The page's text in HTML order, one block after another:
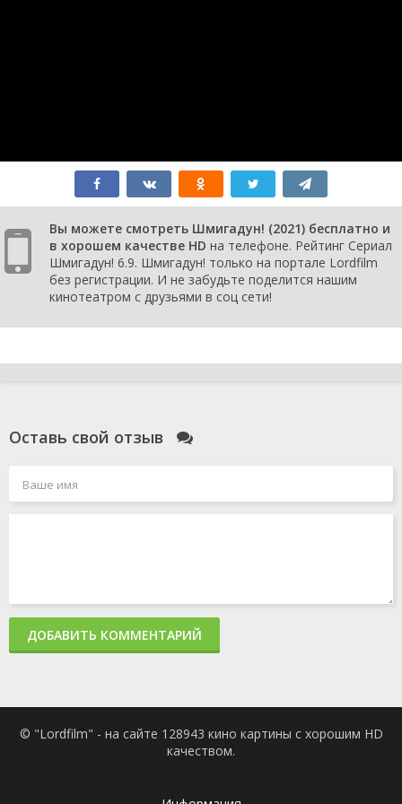
Вы можете смотреть Шмигадун! (2021) бесплатно и
в хорошем качестве HD на телефоне. Рейтинг Сериал
Шмигадун! 6.9. Шмигадун! только на портале Lordfilm
без регистрации. И не забудьте поделится нашим
кинотеатром с друзьями в соц сети!
Оставь свой отзыв
ДОБАВИТЬ КОММЕНТАРИЙ
© "Lordfilm" - на сайте 128943 кино картины с хорошим HD
качеством.